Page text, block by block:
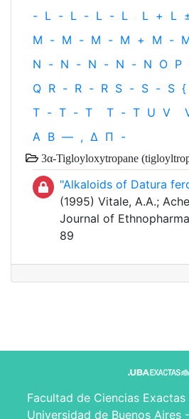
- L - L - L - L L + L
M - M - M - M + M -
N - N - N - N - N O P
Q R - R - R S - S - S {
T - T - T T - T U V
Α Β — , Δ Π -
3α-Tigloyloxytropane
"Alkaloids of Datura
(1995) Vitale, A.A.;
Journal of
89
Facultad de Ciencias
Universidad de Buenos Aires